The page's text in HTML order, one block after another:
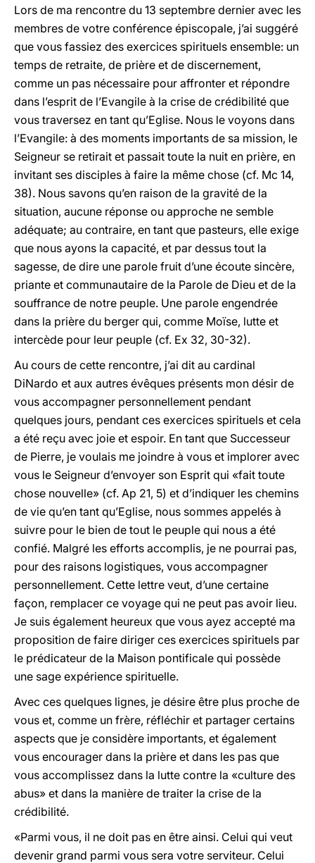
Lors de ma rencontre du 13 septembre dernier avec les
membres de votre conférence épiscopale, j’ai suggéré
que vous fassiez des exercices spirituels ensemble: un
temps de retraite, de prière et de discernement,
comme un pas nécessaire pour affronter et répondre
dans l’esprit de l’Evangile à la crise de crédibilité que
vous traversez en tant qu’Eglise. Nous le voyons dans
l’Evangile: à des moments importants de sa mission, le
Seigneur se retirait et passait toute la nuit en prière, en
invitant ses disciples à faire la même chose (cf. Mc 14,
38). Nous savons qu’en raison de la gravité de la
situation, aucune réponse ou approche ne semble
adéquate; au contraire, en tant que pasteurs, elle exige
que nous ayons la capacité, et par dessus tout la
sagesse, de dire une parole fruit d’une écoute sincère,
priante et communautaire de la Parole de Dieu et de la
souffrance de notre peuple. Une parole engendrée
dans la prière du berger qui, comme Moïse, lutte et
intercède pour leur peuple (cf. Ex 32, 30-32).
Au cours de cette rencontre, j’ai dit au cardinal
DiNardo et aux autres évêques présents mon désir de
vous accompagner personnellement pendant
quelques jours, pendant ces exercices spirituels et cela
a été reçu avec joie et espoir. En tant que Successeur
de Pierre, je voulais me joindre à vous et implorer avec
vous le Seigneur d’envoyer son Esprit qui «fait toute
chose nouvelle» (cf. Ap 21, 5) et d’indiquer les chemins
de vie qu’en tant qu’Eglise, nous sommes appelés à
suivre pour le bien de tout le peuple qui nous a été
confié. Malgré les efforts accomplis, je ne pourrai pas,
pour des raisons logistiques, vous accompagner
personnellement. Cette lettre veut, d’une certaine
façon, remplacer ce voyage qui ne peut pas avoir lieu.
Je suis également heureux que vous ayez accepté ma
proposition de faire diriger ces exercices spirituels par
le prédicateur de la Maison pontificale qui possède
une sage expérience spirituelle.
Avec ces quelques lignes, je désire être plus proche de
vous et, comme un frère, réfléchir et partager certains
aspects que je considère importants, et également
vous encourager dans la prière et dans les pas que
vous accomplissez dans la lutte contre la «culture des
abus» et dans la manière de traiter la crise de la
crédibilité.
«Parmi vous, il ne doit pas en être ainsi. Celui qui veut
devenir grand parmi vous sera votre serviteur. Celui